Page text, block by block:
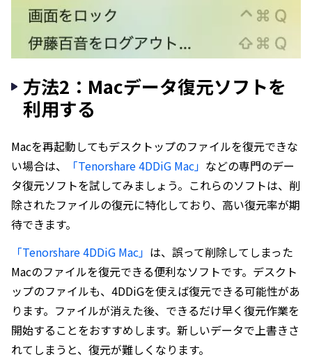
方法2：Macデータ復元ソフトを
利用する
Macを再起動してもデスクトップのファイルを復元できな
い場合は、
「Tenorshare 4DDiG Mac」 などの専門のデー
タ復元ソフトを試してみましょう。これらのソフトは、削
除されたファイルの復元に特化しており、高い復元率が期
待できます。
「Tenorshare 4DDiG Mac」 は、誤って削除してしまった
Macのファイルを復元できる便利なソフトです。デスクト
ップのファイルも、4DDiGを使えば復元できる可能性があ
ります。ファイルが消えた後、できるだけ早く復元作業を
開始することをおすすめします。新しいデータで上書きさ
れてしまうと、復元が難しくなります。